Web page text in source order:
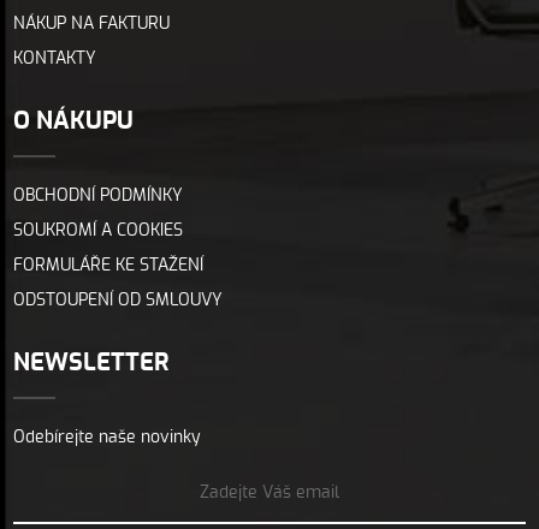
NÁKUP NA FAKTURU
KONTAKTY
O NÁKUPU
OBCHODNÍ PODMÍNKY
SOUKROMÍ A COOKIES
FORMULÁŘE KE STAŽENÍ
ODSTOUPENÍ OD SMLOUVY
NEWSLETTER
Odebírejte naše novinky